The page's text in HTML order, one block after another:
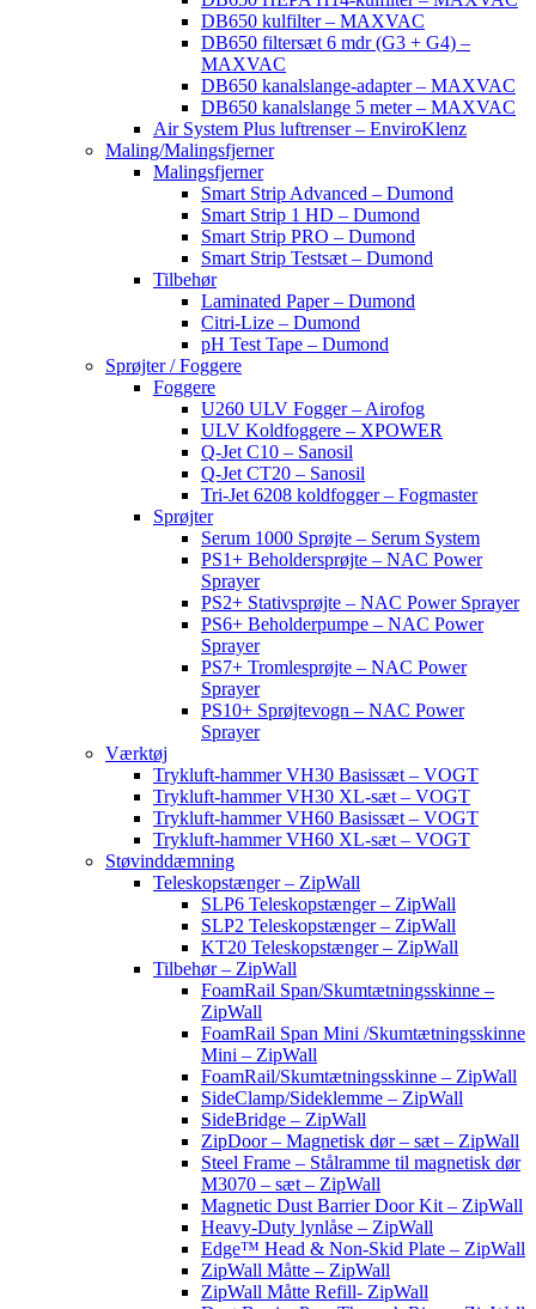
DB650 kulfilter – MAXVAC
DB650 filtersæt 6 mdr (G3 + G4) –
MAXVAC
DB650 kanalslange-adapter – MAXVAC
DB650 kanalslange 5 meter – MAXVAC
Air System Plus luftrenser – EnviroKlenz
Maling/Malingsfjerner
Malingsfjerner
Smart Strip Advanced – Dumond
Smart Strip 1 HD – Dumond
Smart Strip PRO – Dumond
Smart Strip Testsæt – Dumond
Tilbehør
Laminated Paper – Dumond
Citri-Lize – Dumond
pH Test Tape – Dumond
Sprøjter / Foggere
Foggere
U260 ULV Fogger – Airofog
ULV Koldfoggere – XPOWER
Q-Jet C10 – Sanosil
Q-Jet CT20 – Sanosil
Tri-Jet 6208 koldfogger – Fogmaster
Sprøjter
Serum 1000 Sprøjte – Serum System
PS1+ Beholdersprøjte – NAC Power
Sprayer
PS2+ Stativsprøjte – NAC Power Sprayer
PS6+ Beholderpumpe – NAC Power
Sprayer
PS7+ Tromlesprøjte – NAC Power
Sprayer
PS10+ Sprøjtevogn – NAC Power
Sprayer
Værktøj
Trykluft-hammer VH30 Basissæt – VOGT
Trykluft-hammer VH30 XL-sæt – VOGT
Trykluft-hammer VH60 Basissæt – VOGT
Trykluft-hammer VH60 XL-sæt – VOGT
Støvinddæmning
Teleskopstænger – ZipWall
SLP6 Teleskopstænger – ZipWall
SLP2 Teleskopstænger – ZipWall
KT20 Teleskopstænger – ZipWall
Tilbehør – ZipWall
FoamRail Span/Skumtætningsskinne –
ZipWall
FoamRail Span Mini /Skumtætningsskinne
Mini – ZipWall
FoamRail/Skumtætningsskinne – ZipWall
SideClamp/Sideklemme – ZipWall
SideBridge – ZipWall
ZipDoor – Magnetisk dør – sæt – ZipWall
Steel Frame – Stålramme til magnetisk dør
M3070 – sæt – ZipWall
Magnetic Dust Barrier Door Kit – ZipWall
Heavy-Duty lynlåse – ZipWall
Edge™ Head & Non-Skid Plate – ZipWall
ZipWall Måtte – ZipWall
ZipWall Måtte Refill- ZipWall